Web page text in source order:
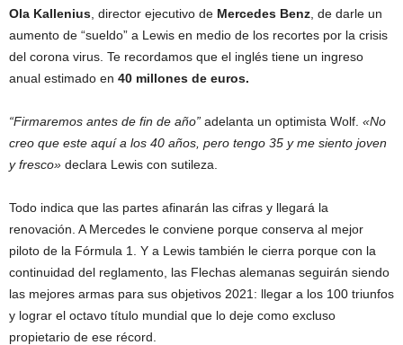
Ola Kallenius , director ejecutivo de Mercedes Benz , de darle un
aumento de “sueldo” a Lewis en medio de los recortes por la crisis
del corona virus. Te recordamos que el inglés tiene un ingreso
anual estimado en 40 millones de euros.
“Firmaremos antes de fin de año” adelanta un optimista Wolf. «No
creo que este aquí a los 40 años, pero tengo 35 y me siento joven
y fresco» declara Lewis con sutileza.
Todo indica que las partes afinarán las cifras y llegará la
renovación. A Mercedes le conviene porque conserva al mejor
piloto de la Fórmula 1. Y a Lewis también le cierra porque con la
continuidad del reglamento, las Flechas alemanas seguirán siendo
las mejores armas para sus objetivos 2021: llegar a los 100 triunfos
y lograr el octavo título mundial que lo deje como excluso
propietario de ese récord.